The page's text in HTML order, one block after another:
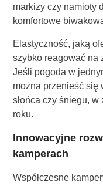
markizy czy namioty
komfortowe
Elastyczność, jaką
szybko reagować na
Jeśli pogoda w
można przenieść się
słońca czy śniegu,
roku.
Innowacyjne
kamperach
Współczesne